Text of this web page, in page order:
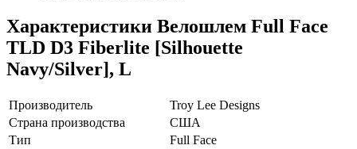
Характеристики Велошлем Full Face
TLD D3 Fiberlite [Silhouette
Navy/Silver], L
Производитель
Troy Lee Designs
Страна производства
США
Тип
Full Face